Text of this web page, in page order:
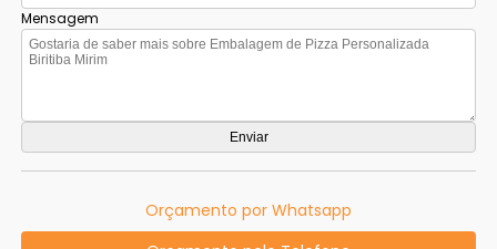
Mensagem
Orçamento por Whatsapp